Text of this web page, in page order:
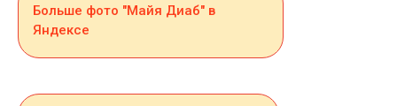
Больше фото "Майя Диаб" в
Яндексе